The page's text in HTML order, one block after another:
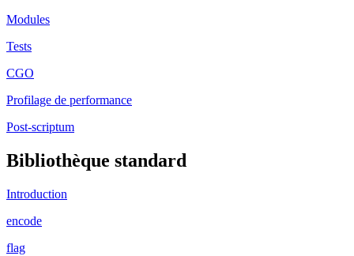
Modules
Tests
CGO
Profilage de performance
Post-scriptum
Bibliothèque standard
Introduction
encode
flag